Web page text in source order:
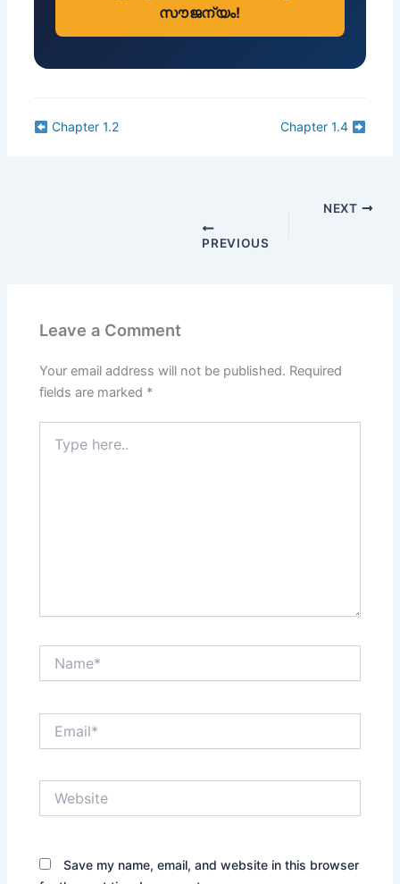
സൗജന്യം!
Chapter 1.2 Chapter 1.4
PREVIOUS
NEXT
Leave a Comment
Your email address will not be published. Required
fields are marked *
here..
Save my name, email, and website in this browser